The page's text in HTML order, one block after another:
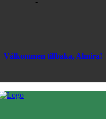
-
Välkommen tillbaka, Almira!